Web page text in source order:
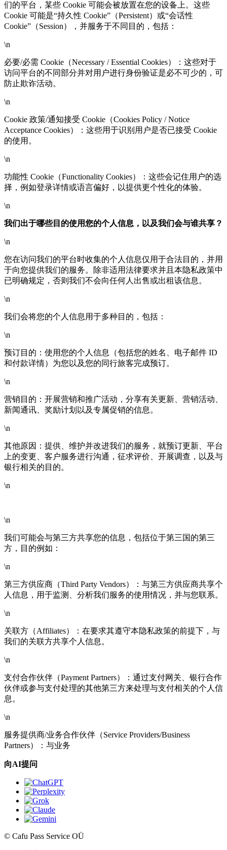
们的平台，某些 Cookie 可能会被放置在您的设备上。这些
Cookie 可能是“持久性 Cookie”（Persistent）或“会话性
Cookie”（Session），并服务于不同目的，包括：
\n
必要/必需 Cookie（Necessary / Essential Cookies）：这些对于
访问平台的不同部分并对用户进行身份验证是必不可少的，可
防止欺诈活动。
\n
Cookie 政策/通知接受 Cookie（Cookies Policy / Notice
Acceptance Cookies）：这些用于识别用户是否已接受 Cookie
的使用。
\n
功能性 Cookie（Functionality Cookies）：这些会记住用户的选
择，例如登录详情或语言偏好，以提供更个性化的体验。
\n
我们出于哪些目的使用您的个人信息，以及我们会与谁共享？
\n
您在访问我们的平台时收集的个人信息仅用于合法目的，并用
于向您提供我们的服务。除非适用法律要求并且本隐私政策中
已明确规定，否则我们不会向任何人出售或出租该信息。
\n
我们会将您的个人信息用于多种目的，包括：
\n
预订目的：使用您的个人信息（包括您的姓名、电子邮件 ID
和付款详情）为您以及您的同行旅客完成预订。
\n
营销目的：开展营销和推广活动，分享有关更新、营销活动、
新闻通讯、奖励计划以及专属促销的信息。
\n
其他原因：提供、维护并改进我们的服务，就预订更新、平台
上的变更、客户服务进行沟通，征求评价、开展调查，以及与
银行相关的目的。
\n
\n
我们可能会与第三方共享您的信息，包括位于第三国的第三
方，目的例如：
\n
第三方供应商（Third Party Vendors）：与第三方供应商共享个
人信息，用于监测、分析我们服务的使用情况，并与您联系。
\n
关联方（Affiliates）：在要求其遵守本隐私政策的前提下，与
我们的关联方共享个人信息。
\n
支付合作伙伴（Payment Partners）：通过支付网关、银行合作
伙伴或参与支付处理的其他第三方来处理与支付相关的个人信
息。
\n
服务提供商/业务合作伙伴（Service Providers/Business
Partners）：与业务
向AI提问
© Cafu Pass Service OÜ